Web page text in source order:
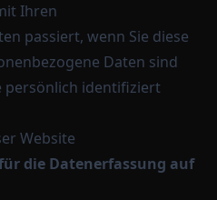
Ihren
passiert, wenn Sie diese
Daten sind
persönlich identifiziert
Website
die Datenerfassung auf